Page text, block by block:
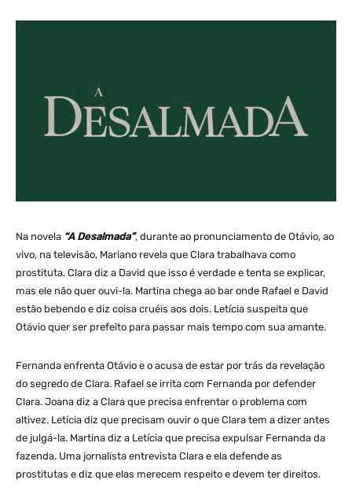
Na novela “A Desalmada”, durante ao pronunciamento de Otávio, ao
vivo, na televisão, Mariano revela que Clara trabalhava como
prostituta. Clara diz a David que isso é verdade e tenta se explicar,
mas ele não quer ouvi-la. Martina chega ao bar onde Rafael e David
estão bebendo e diz coisa cruéis aos dois. Letícia suspeita que
Otávio quer ser prefeito para passar mais tempo com sua amante.
Fernanda enfrenta Otávio e o acusa de estar por trás da revelação
do segredo de Clara. Rafael se irrita com Fernanda por defender
Clara. Joana diz a Clara que precisa enfrentar o problema com
altivez. Letícia diz que precisam ouvir o que Clara tem a dizer antes
de julgá-la. Martina diz a Letícia que precisa expulsar Fernanda da
fazenda. Uma jornalista entrevista Clara e ela defende as
prostitutas e diz que elas merecem respeito e devem ter direitos.